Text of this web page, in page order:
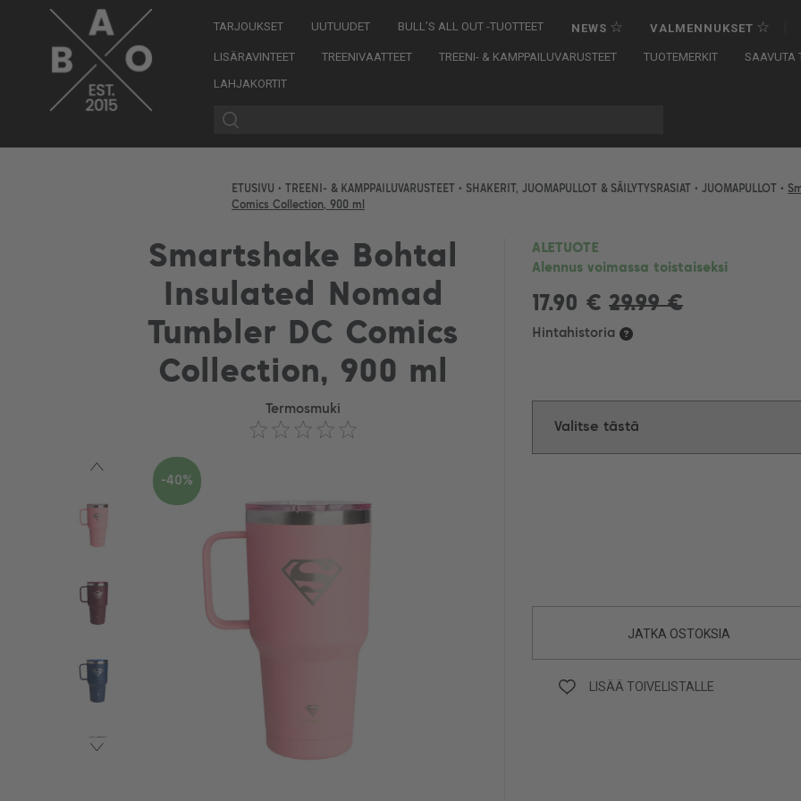
TARJOUKSET UUTUUDET BULL’S ALL OUT -TUOTTEET NEWS ☆ VALMENNUKSET ☆
LISÄRAVINTEET TREENIVAATTEET TREENI- & KAMPPAILUVARUSTEET TUOTEMERKIT
SAAVUTA
LAHJAKORTIT
ETUSIVU • TREENI- & KAMPPAILUVARUSTEET • SHAKERIT, JUOMAPULLOT & SÄILYTYSRASIAT • JUOMAPULLOT •
Comics Collection, 900 ml
Smartshake Bohtal
Insulated Nomad
Tumbler DC Comics
Collection, 900 ml
Termosmuki
-40%
ALETUOTE
Alennus voimassa toistaiseksi
17.90 € 29.99 €
Hintahistoria
JATKA OSTOKSIA
LISÄÄ TOIVELISTALLE